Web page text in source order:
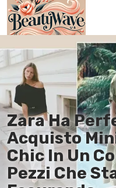
Pagina principale
En
Es
Ru
It
De
Zara Ha
Acquisto
Chic In Un
Pezzi Che